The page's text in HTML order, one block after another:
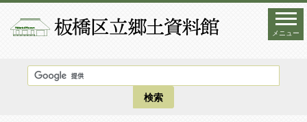
メニュー